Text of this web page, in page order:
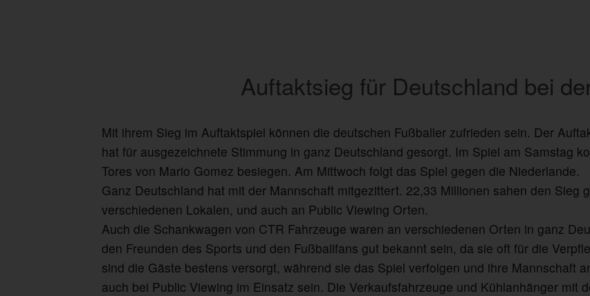
Auftaktsieg für Deutschland bei
Mit ihrem Sieg im Auftaktspiel können die deutschen Fußballer zufrieden sein. Der
hat für ausgezeichnete Stimmung in ganz Deutschland gesorgt. Im Spiel am Samstag
Tores von Mario Gomez besiegen. Am Mittwoch folgt das Spiel gegen die Niederlande.
Ganz Deutschland hat mit der Mannschaft mitgezittert. 22,33 Millionen sahen den Sieg
verschiedenen Lokalen, und auch an Public Viewing Orten.
Auch die Schankwagen von CTR Fahrzeuge waren an verschiedenen Orten in ganz
den Freunden des Sports und den Fußballfans gut bekannt sein, da sie oft für die
sind die Gäste bestens versorgt, während sie das Spiel verfolgen und ihre Mannschaft
auch bei Public Viewing im Einsatz sein. Die Verkaufsfahrzeuge und Kühlanhänger mit